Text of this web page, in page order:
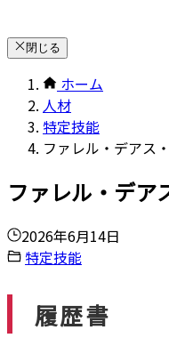
閉じる
ホーム
人材
特定技能
ファレル・デアス
ファレル・デア
2026年6月14日
特定技能
履歴書